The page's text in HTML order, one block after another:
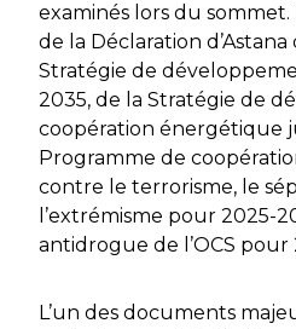
examinés lors du
de la Déclaration d’Astana
Stratégie de
2035, de la Stratégie de
coopération énergétique
Programme de
contre le terrorisme, le
l’extrémisme pour 2025-
antidrogue de l’OCS pour
L’un des documents